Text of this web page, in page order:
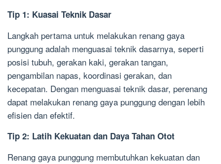
Tip 1: Kuasai Teknik Dasar
Langkah pertama untuk melakukan renang gaya
punggung adalah menguasai teknik dasarnya, seperti
posisi tubuh, gerakan kaki, gerakan tangan,
pengambilan napas, koordinasi gerakan, dan
kecepatan. Dengan menguasai teknik dasar, perenang
dapat melakukan renang gaya punggung dengan lebih
efisien dan efektif.
Tip 2: Latih Kekuatan dan Daya Tahan Otot
Renang gaya punggung membutuhkan kekuatan dan